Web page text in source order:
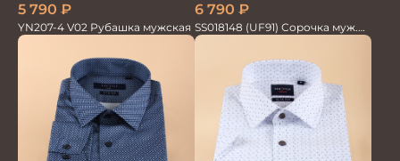
5 790 ₽
YN207-4 V02 Рубашка мужская
6 790 ₽
SS018148 (UF91) Сорочка муж.
дл. рук. GROSTYLE TRENDY